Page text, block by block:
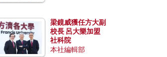
梁鏡威獲任方大副
校長 呂大樂加盟
社科院
本社編輯部